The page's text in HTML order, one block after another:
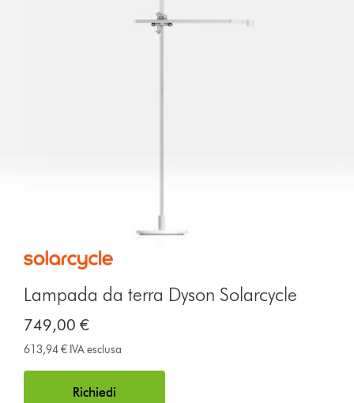
Lampada da terra Dyson Solarcycle
749,00 €
613,94 € IVA esclusa
Richiedi